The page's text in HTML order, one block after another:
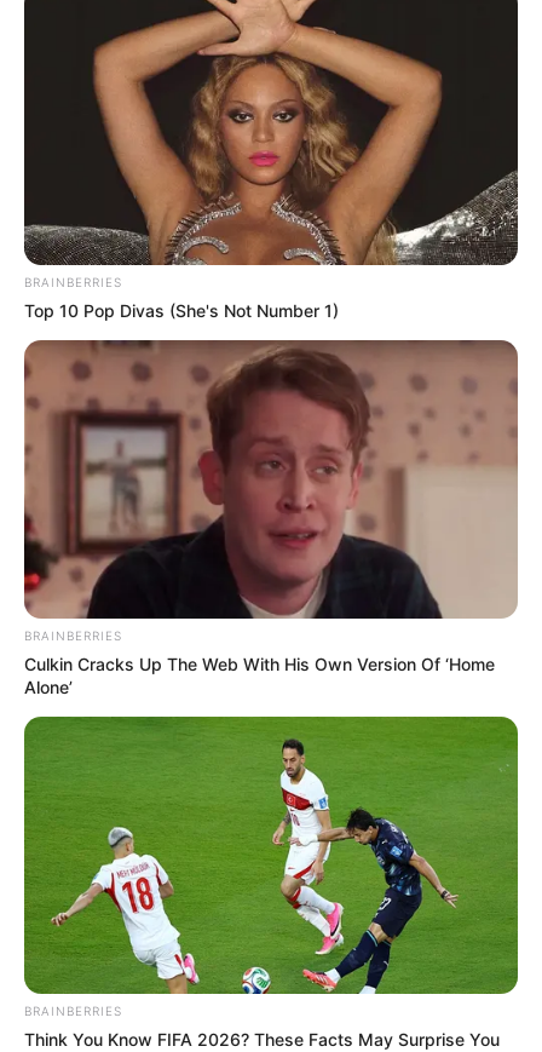
BRAINBERRIES
Top 10 Pop Divas (She's Not Number 1)
BRAINBERRIES
Culkin Cracks Up The Web With His Own Version Of ‘Home
Alone’
BRAINBERRIES
Think You Know FIFA 2026? These Facts May Surprise You